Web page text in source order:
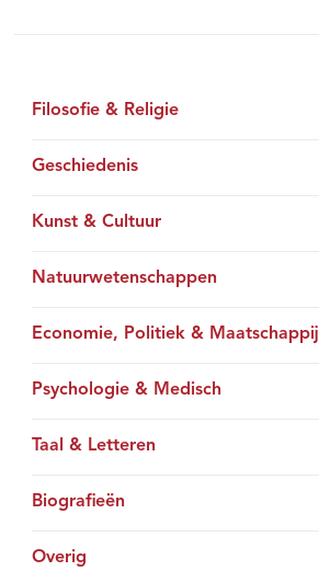
Filosofie & Religie
Geschiedenis
Kunst & Cultuur
Natuurwetenschappen
Economie, Politiek & Maatschappij
Psychologie & Medisch
Taal & Letteren
Biografieën
Overig